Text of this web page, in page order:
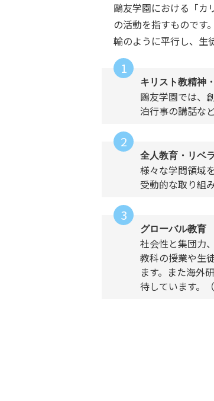
鷗友学園における「カ
の活動を指すものです
輪のように平行し、生
キリスト教精神
鷗友学園では、
泊行事の講話な
全人教育・リベ
様々な学問領域
受動的な取り組
グローバル教育
社会性と集団力
教科の授業や生
ます。また海外
待しています。（